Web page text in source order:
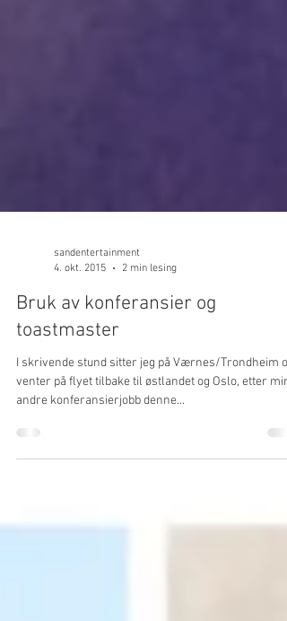
sandentertainment
4. okt. 2015
2 min lesing
toastmaster
I skrivende stund sitter jeg på Værnes/Trondheim og
venter på flyet tilbake til østlandet og Oslo, etter min